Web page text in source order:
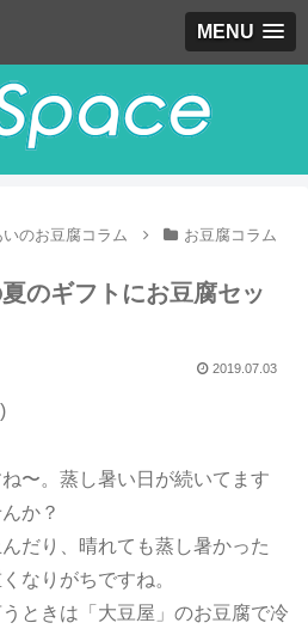
MENU
のお豆腐コラム お豆腐コラム
のギフトにお豆腐セッ
2019.07.03
〜。蒸し暑い日が続いてます
か？
だり、晴れても蒸し暑かった
なりがちですね。
ときは「大豆屋」のお豆腐で冷